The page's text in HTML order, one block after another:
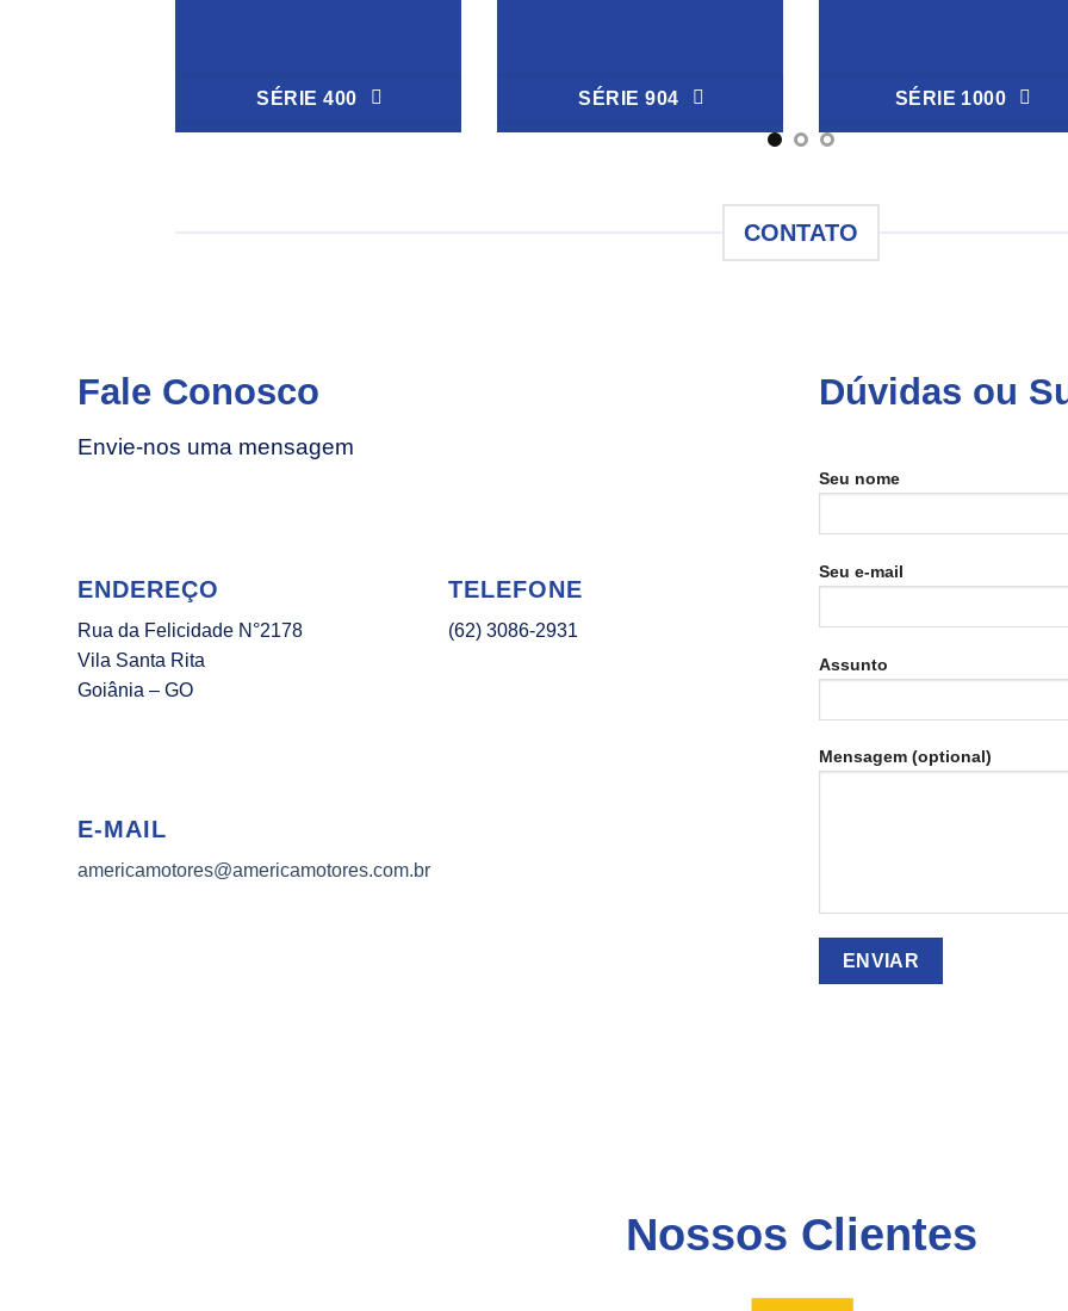
SÉRIE 400 SÉRIE 904 SÉRIE 1000
CONTATO
Fale Conosco
Envie-nos uma mensagem
ENDEREÇO
Rua da Felicidade N°2178
Vila Santa Rita
Goiânia – GO
TELEFONE
(62) 3086-2931
E-MAIL
americamotores@americamotores.com.br
Dúvidas ou
Seu nome
Seu e-mail
Assunto
Mensagem (optional)
Nossos Clientes